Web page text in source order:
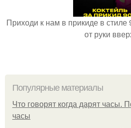
Приходи к нам в прикиде в стиле
от руки
Популярные материалы
Что говорят когда дарят часы.
часы